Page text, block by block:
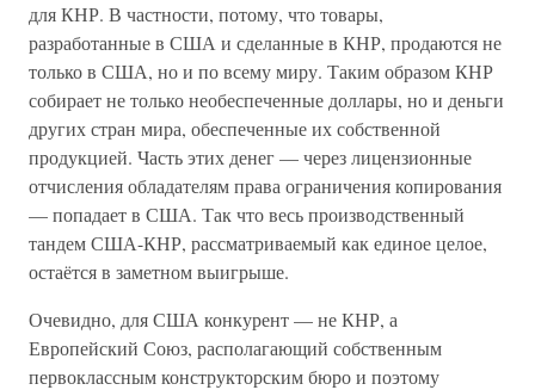
для КНР. В частности, потому, что товары,
разработанные в США и сделанные в КНР, продаются не
только в США, но и по всему миру. Таким образом КНР
собирает не только необеспеченные доллары, но и деньги
других стран мира, обеспеченные их собственной
продукцией. Часть этих денег — через лицензионные
отчисления обладателям права ограничения копирования
— попадает в США. Так что весь производственный
тандем США-КНР, рассматриваемый как единое целое,
остаётся в заметном выигрыше.
Очевидно, для США конкурент — не КНР, а
Европейский Союз, располагающий собственным
первоклассным конструкторским бюро и поэтому